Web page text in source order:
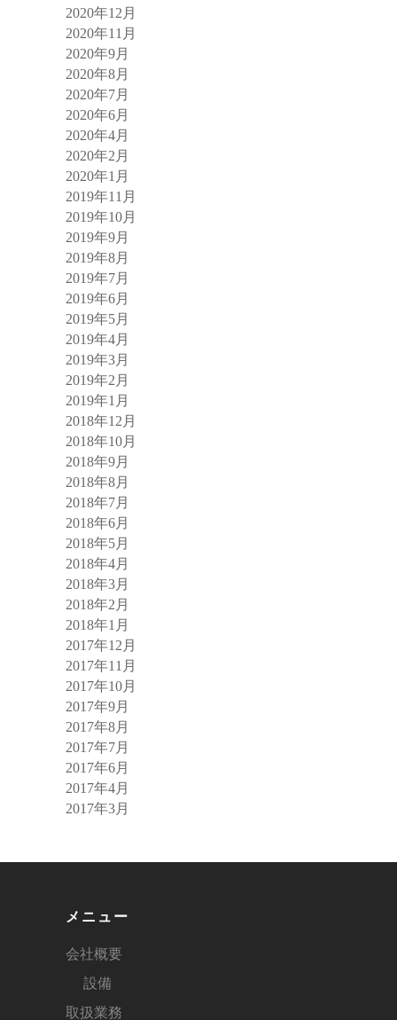
2020年12月
2020年11月
2020年9月
2020年8月
2020年7月
2020年6月
2020年4月
2020年2月
2020年1月
2019年11月
2019年10月
2019年9月
2019年8月
2019年7月
2019年6月
2019年5月
2019年4月
2019年3月
2019年2月
2019年1月
2018年12月
2018年10月
2018年9月
2018年8月
2018年7月
2018年6月
2018年5月
2018年4月
2018年3月
2018年2月
2018年1月
2017年12月
2017年11月
2017年10月
2017年9月
2017年8月
2017年7月
2017年6月
2017年4月
2017年3月
メニュー
会社概要
設備
取扱業務